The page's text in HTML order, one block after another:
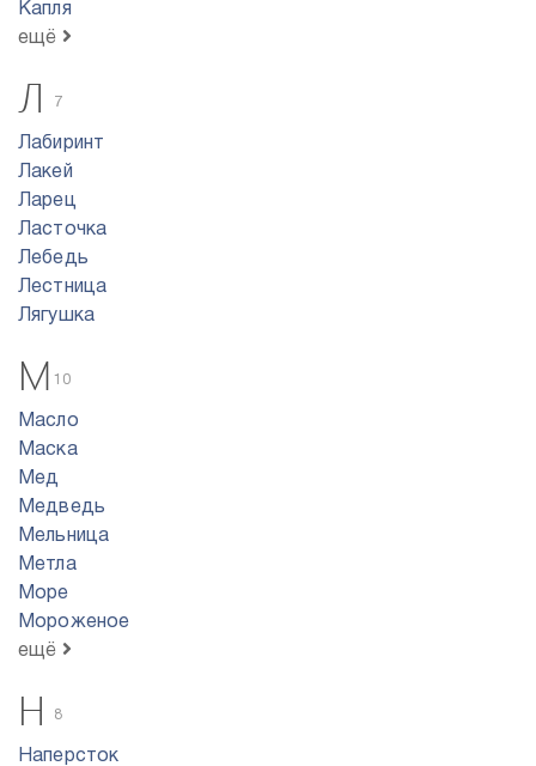
Капля
ещё
Л 7
Лабиринт
Лакей
Ларец
Ласточка
Лебедь
Лестница
Лягушка
М 10
Масло
Маска
Мед
Медведь
Мельница
Метла
Море
Мороженое
ещё
Н 8
Наперсток